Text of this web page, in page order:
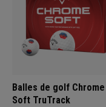
Balles de golf Chrome
Soft TruTrack